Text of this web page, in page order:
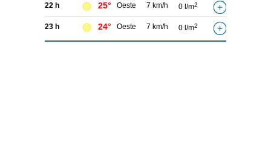
22 h 25° Oeste 7 km/h 0 l/m2
23 h 24° Oeste 7 km/h 0 l/m2